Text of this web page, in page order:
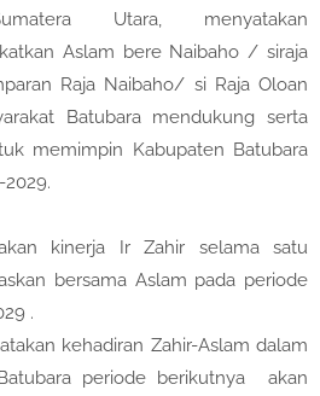
Utara, menyatakan
Aslam bere Naibaho / siraja
Raja Naibaho/ si Raja Oloan
Batubara mendukung serta
memimpin Kabupaten Batubara
kinerja Ir Zahir selama satu
bersama Aslam pada periode
.
kehadiran Zahir-Aslam dalam
periode berikutnya akan